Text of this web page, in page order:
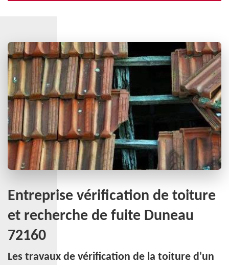
Entreprise vérification de toiture
et recherche de fuite Duneau
72160
Les travaux de vérification de la toiture d'un